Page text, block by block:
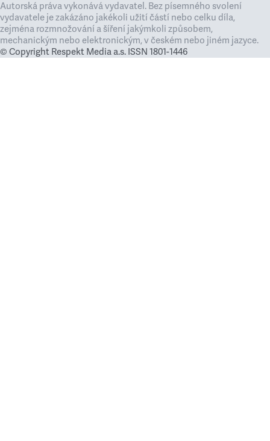
Autorská práva vykonává vydavatel. Bez písemného svolení
vydavatele je zakázáno jakékoli užití částí nebo celku díla,
zejména rozmnožování a šíření jakýmkoli způsobem,
mechanickým nebo elektronickým, v českém nebo jiném jazyce.
© Copyright Respekt Media a.s. ISSN 1801-1446